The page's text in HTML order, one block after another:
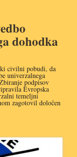
dohodka
civilni pobudi, da
univerzalnega
podpisov
Evropska
temeljni
zagotovil določen